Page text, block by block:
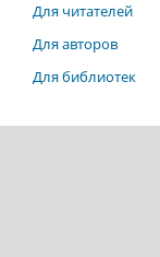
Для читателей
Для авторов
Для библиотек